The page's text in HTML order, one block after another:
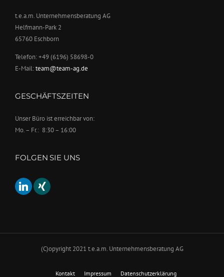
t.e.a.m. Unternehmensberatung AG
Helfmann-Park 2
65760 Eschborn
Telefon: +49 (6196) 58698-0
E-Mail:team@team-ag.de
GESCHÄFTSZEITEN
Unser Büro ist erreichbar von:
Mo. – Fr.: 8:30 – 16:00
FOLGEN SIE UNS
l
x
(C)opyright 2021 t.e.a.m. Unternehmensberatung AG
Kontakt Impressum Datenschutzerklärung